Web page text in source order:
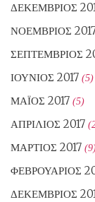
ΔΕΚΈΜΒΡΙΟΣ
ΝΟΈΜΒΡΙΟΣ
ΣΕΠΤΈΜΒΡΙΟΣ
ΙΟΎΝΙΟΣ 2017 (5)
ΜΆΙΟΣ 2017 (5)
ΑΠΡΊΛΙΟΣ 2017
ΜΆΡΤΙΟΣ 2017
ΦΕΒΡΟΥΆΡΙΟΣ
ΔΕΚΈΜΒΡΙΟΣ